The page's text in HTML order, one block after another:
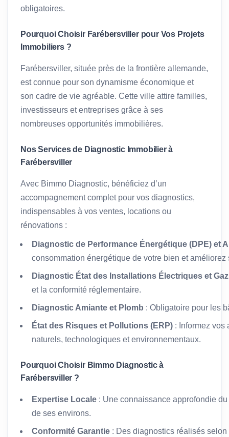
obligatoires.
Pourquoi Choisir Farébersviller pour Vos Projets
Immobiliers ?
Farébersviller, située près de la frontière allemande,
est connue pour son dynamisme économique et
son cadre de vie agréable. Cette ville attire familles,
investisseurs et entreprises grâce à ses
nombreuses opportunités immobilières.
Nos Services de Diagnostic Immobilier à
Farébersviller
Avec Bimmo Diagnostic, bénéficiez d’un
accompagnement complet pour vos diagnostics,
indispensables à vos ventes, locations ou
rénovations :
Diagnostic de Performance Énergétique (DPE) et
consommation énergétique de votre bien et améliorez
Diagnostic État des Installations Électriques et Gaz
et la conformité réglementaire.
Diagnostic Amiante et Plomb : Obligatoire pour les
État des Risques et Pollutions (ERP) : Informez vos
naturels, technologiques et environnementaux.
Pourquoi Choisir Bimmo Diagnostic à
Farébersviller ?
Expertise Locale : Une connaissance approfondie
de ses environs.
Conformité Garantie : Des diagnostics réalisés